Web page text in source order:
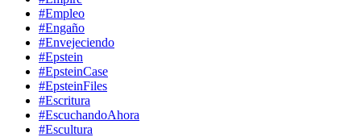
#Empleo
#Engaño
#Envejeciendo
#Epstein
#EpsteinCase
#EpsteinFiles
#Escritura
#EscuchandoAhora
#Escultura